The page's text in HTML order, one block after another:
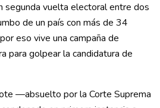
segunda vuelta electoral entre dos
de un país con más de 34
eso vive una campaña de
para golpear la candidatura de
—absuelto por la Corte Suprema